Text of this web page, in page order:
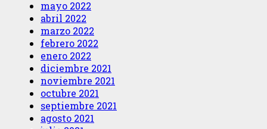
mayo 2022
abril 2022
marzo 2022
febrero 2022
enero 2022
diciembre 2021
noviembre 2021
octubre 2021
septiembre 2021
agosto 2021